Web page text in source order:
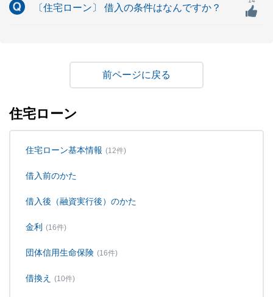
〔住宅ローン〕 借入の条件はなんですか？
戻る
住宅ローン
住宅ローン基本情報 (12件)
借入前のかた
借入後（融資実行後）のかた
金利 (16件)
団体信用生命保険 (16件)
借換え (10件)